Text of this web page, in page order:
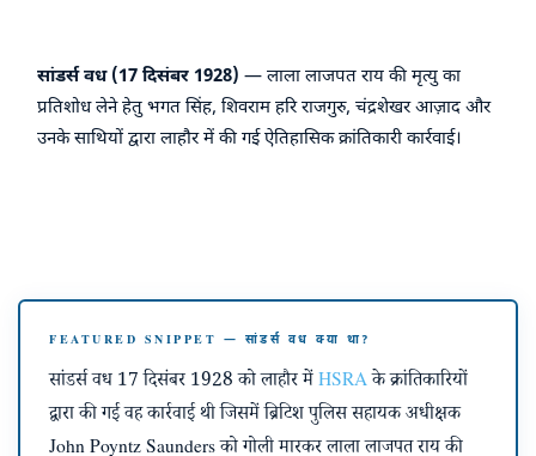
सांडर्स वध (17 दिसंबर 1928) — लाला लाजपत राय की मृत्यु का
प्रतिशोध लेने हेतु भगत सिंह, शिवराम हरि राजगुरु, चंद्रशेखर आज़ाद और
उनके साथियों द्वारा लाहौर में की गई ऐतिहासिक क्रांतिकारी कार्रवाई।
FEATURED SNIPPET — सांडर्स वध क्या था?
सांडर्स वध 17 दिसंबर 1928 को लाहौर मेंHSRAके क्रांतिकारियों
द्वारा की गई वह कार्रवाई थी जिसमें ब्रिटिश पुलिस सहायक अधीक्षक